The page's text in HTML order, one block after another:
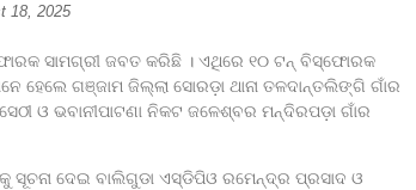
18, 2025
ସାମଗ୍ରୀ ଜବତ କରିଛି । ଏଥିରେ ୧୦ ଟନ୍‌ ବିସ୍ଫୋରକ
ଗଞ୍ଜାମ ଜିଲ୍ଲା ସୋରଡ଼ା ଥାନା ତଳଦାନ୍ତଲିଙ୍ଗି ଗାଁର
ଓ ଭବାନୀପାଟଣା ନିକଟ ଜଳେଶ୍ବର ମନ୍ଦିରପଡ଼ା ଗାଁର
ସୂଚନା ଦେଇ ବାଲିଗୁଡା ଏସ୍‌ଡିପିଓ ରମେନ୍ଦ୍ର ପ୍ରସାଦ ଓ